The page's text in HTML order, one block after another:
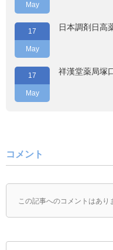
May
17
May
日本調剤日高
17
May
祥漢堂薬局塚
コメント
この記事へのコメントはあり